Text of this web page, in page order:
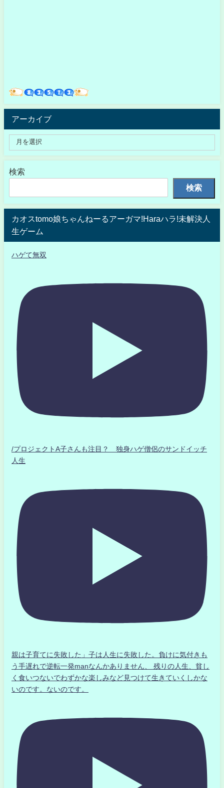
アーカイブ
検索
検索
カオスtomo娘ちゃんねーるアーガマ!Haraハラ!未解決人
生ゲーム
ハゲて無双
/プロジェクトA子さんも注目？ 独身ハゲ僧侶のサンドイッチ
人生
親は子育てに失敗した」子は人生に失敗した。負けに気付きも
う手遅れで逆転一発manなんかありません、 残りの人生、貧し
く食いつないでわずかな楽しみなど見つけて生きていくしかな
いのです。ないのです。